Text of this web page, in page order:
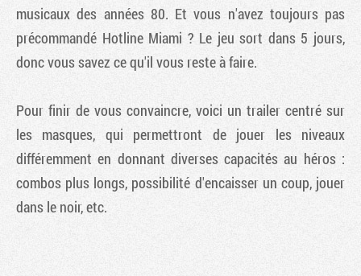
musicaux des années 80. Et vous n'avez toujours pas
précommandé Hotline Miami ? Le jeu sort dans 5 jours,
donc vous savez ce qu'il vous reste à faire.
Pour finir de vous convaincre, voici un trailer centré sur
les masques, qui permettront de jouer les niveaux
différemment en donnant diverses capacités au héros :
combos plus longs, possibilité d'encaisser un coup, jouer
dans le noir, etc.